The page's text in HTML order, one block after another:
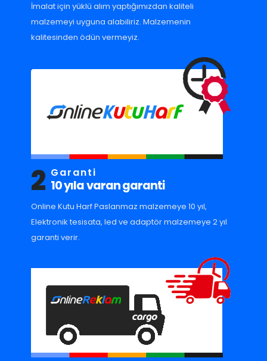
İmalat için yüklü alım yaptığımızdan kaliteli
malzemeyi uyguna alabiliriz. Malzemenin
kalitesinden ödün vermeyiz.
2 Garanti
10 yıla varan garanti
Online Kutu Harf Paslanmaz malzemeye 10 yıl,
Elektronik tesisata, led ve adaptör malzemeye 2 yıl
garanti verir.